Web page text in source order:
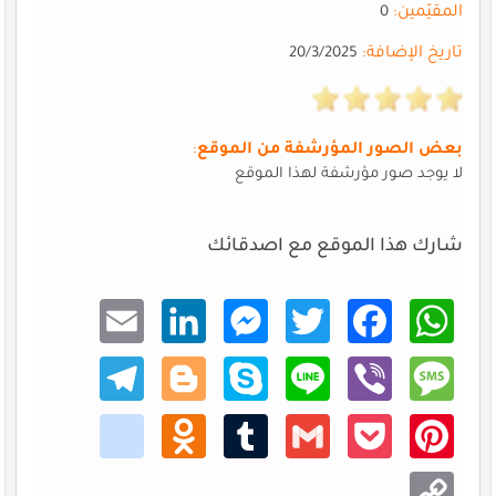
المقيّمين:0
تاريخ الإضافة:20/3/2025
بعض الصور المؤرشفة من الموقع:
لا يوجد صور مؤرشفة لهذا الموقع
شارك هذا الموقع مع اصدقائك
What
sApp
Faceb
ook
Twitt
er
Mess
enger
Linke
dIn
Email
Mess
age
Viber
Line
Skype
Blogg
er
Teleg
ram
Pinte
rest
Pocke
Gmail
Tumb
Odno
klass
niki
Copy